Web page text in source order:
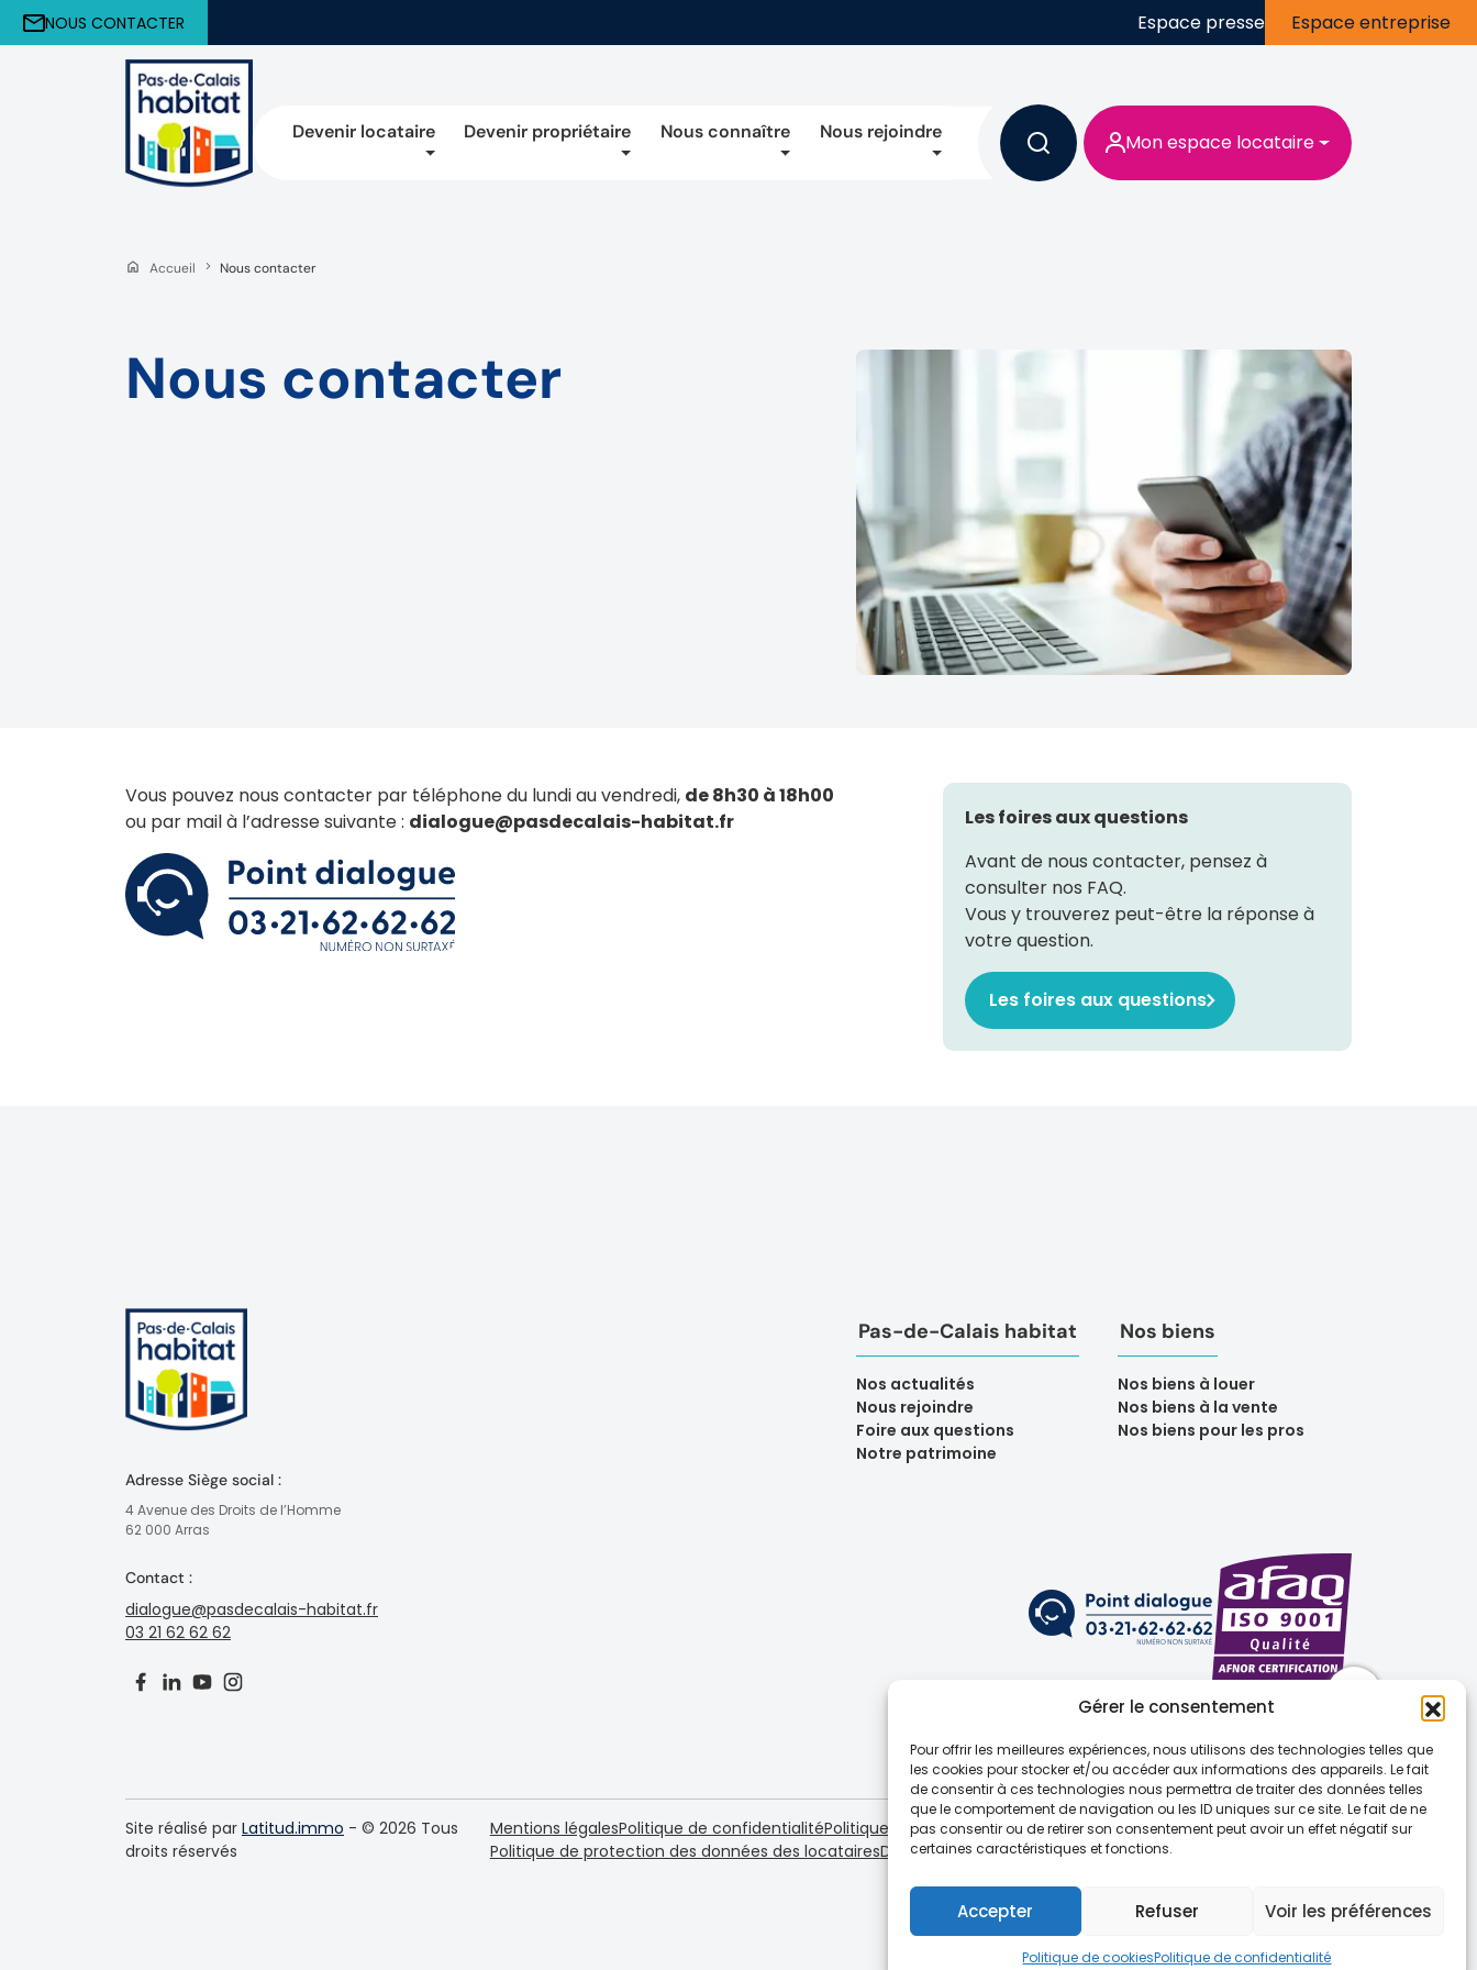
Gérer le consentement
Pour offrir les meilleures expériences, nous utilisons des technologies telles que
les cookies pour stocker et/ou accéder aux informations des appareils. Le fait
de consentir à ces technologies nous permettra de traiter des données telles
que le comportement de navigation ou les ID uniques sur ce site. Le fait de ne
pas consentir ou de retirer son consentement peut avoir un effet négatif sur
certaines caractéristiques et fonctions.
Accepter Refuser Voir les préférences
Politique de cookiesPolitique de confidentialité
NOUS CONTACTER Espace presse Espace entreprise
Devenir locataire Devenir propriétaire Nous connaître Nous rejoindre Mon espace locataire
Accueil Nous contacter
Nous contacter
Vous pouvez nous contacter par téléphone du lundi au vendredi, de 8h30 à 18h00
ou par mail à l’adresse suivante : dialogue@pasdecalais-habitat.fr
Les foires aux questions
Avant de nous contacter, pensez à
consulter nos FAQ.
Vous y trouverez peut-être la réponse à
votre question.
Les foires aux questions
Adresse Siège social :
4 Avenue des Droits de l’Homme
62 000 Arras
Contact :
dialogue@pasdecalais-habitat.fr
03 21 62 62 62
Pas-de-Calais habitat
Nos actualités
Nous rejoindre
Foire aux questions
Notre patrimoine
Nos biens
Nos biens à louer
Nos biens à la vente
Nos biens pour les pros
Site réalisé par Latitud.immo - © 2026 Tous
droits réservés
Mentions légalesPolitique de confidentialitéPolitique de cookies (UE)
Politique de protection des données des locatairesDispositif loi Sapin 2